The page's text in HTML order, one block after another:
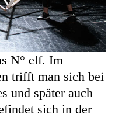
N° elf. Im
trifft man sich bei
und später auch
sich in der